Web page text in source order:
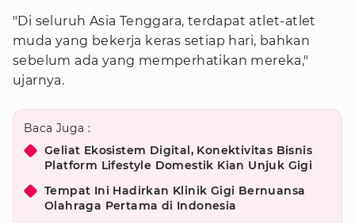
"Di seluruh Asia Tenggara, terdapat atlet-atlet
muda yang bekerja keras setiap hari, bahkan
sebelum ada yang memperhatikan mereka,"
ujarnya.
Baca Juga :
Geliat Ekosistem Digital, Konektivitas Bisnis
Platform Lifestyle Domestik Kian Unjuk Gigi
Tempat Ini Hadirkan Klinik Gigi Bernuansa
Olahraga Pertama di Indonesia